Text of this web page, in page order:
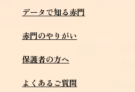
データで知る赤門
赤門のやりがい
保護者の方へ
よくあるご質問